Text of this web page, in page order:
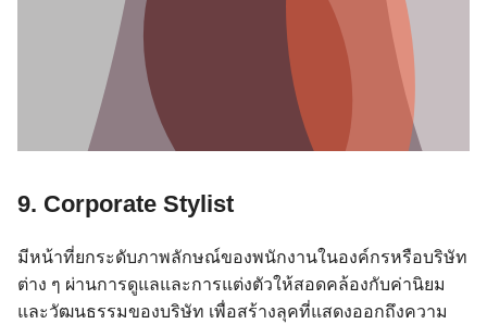
9. Corporate Stylist
มีหน้าที่ยกระดับภาพลักษณ์ของพนักงานในองค์กรหรือบริษัท
ต่าง ๆ ผ่านการดูแลและการแต่งตัวให้สอดคล้องกับค่านิยม
และวัฒนธรรมของบริษัท เพื่อสร้างลุคที่แสดงออกถึงความ